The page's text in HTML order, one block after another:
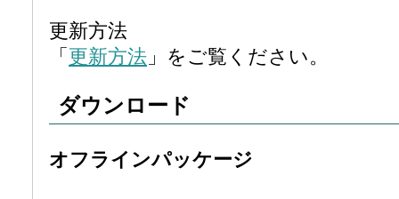
更新方法
「 更新方法 」をご覧ください。
ダウンロード
オフラインパッケージ